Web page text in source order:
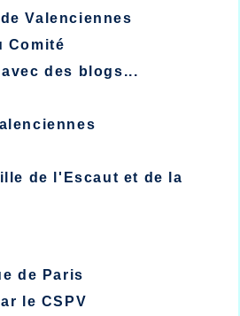
Valenciennes
Comité
des blogs...
de l'Escaut et de la
de Paris
le CSPV